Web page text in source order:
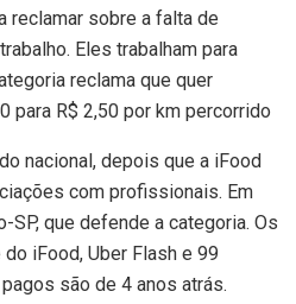
reclamar sobre a falta de
Eles trabalham para
reclama que quer
para R$ 2,50 por km percorrido
nacional, depois que a iFood
com profissionais. Em
SP, que defende a categoria. Os
iFood, Uber Flash e 99
são de 4 anos atrás.